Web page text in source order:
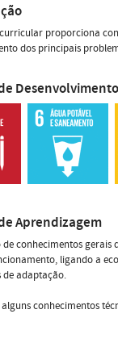
proporciona
dos principais
Aprendizagem
conhecimentos
ligando a
de adaptação.
conhecimentos